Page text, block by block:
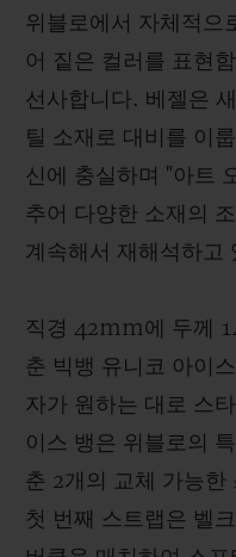
위블로에서 자체적으
어 짙은 컬러를 표현
선사합니다. 베젤은
틸 소재로 대비를 이
신에 충실하며 "아트
추어 다양한 소재의
계속해서 재해석하고
직경 42mm에 두께
춘 빅뱅 유니코 아이
자가 원하는 대로 스
이스 뱅은 위블로의
춘 2개의 교체 가능한
첫 번째 스트랩은 벨